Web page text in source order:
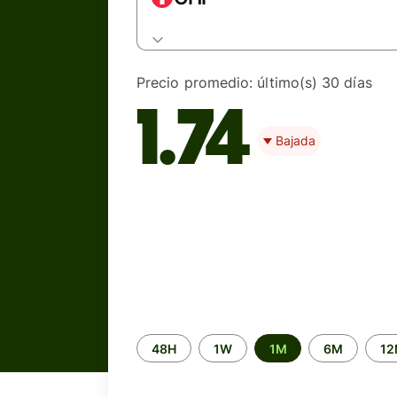
Precio promedio: último(s) 30 días
1.74 Bajada
Time
period
48H 1W 1M 6M